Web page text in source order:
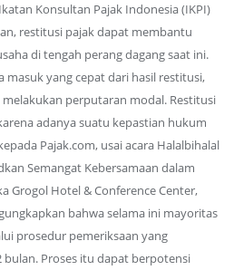
Konsultan Pajak Indonesia (IKPI)
restitusi pajak dapat membantu
di tengah perang dagang saat ini.
masuk yang cepat dari hasil restitusi,
perputaran modal. Restitusi
adanya suatu kepastian hukum
Pajak.com, usai acara Halalbihalal
Semangat Kebersamaan dalam
Grogol Hotel & Conference Center,
bahwa selama ini mayoritas
prosedur pemeriksaan yang
Proses itu dapat berpotensi